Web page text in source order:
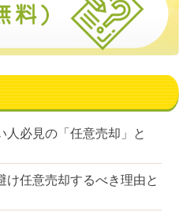
人必見の「任意売却」と
け任意売却するべき理由と